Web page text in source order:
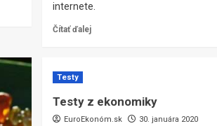
internete.
Čítať ďalej
Testy
Testy z ekonomiky
EuroEkonóm.sk
30. januára 2020